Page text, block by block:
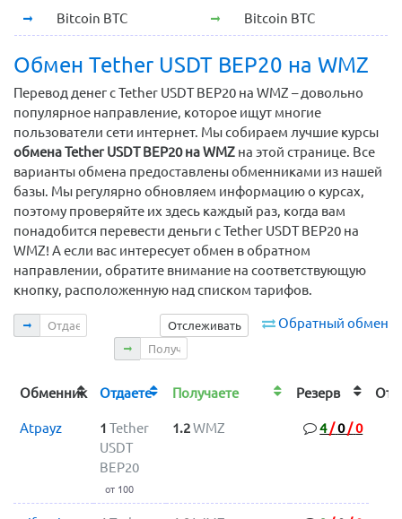
Bitcoin BTC Bitcoin BTC
Обмен Tether USDT BEP20 на WMZ
Перевод денег с Tether USDT BEP20 на WMZ – довольно
популярное направление, которое ищут многие
пользователи сети интернет. Мы собираем лучшие курсы
обмена Tether USDT BEP20 на WMZ на этой странице. Все
варианты обмена предоставлены обменниками из нашей
базы. Мы регулярно обновляем информацию о курсах,
поэтому проверяйте их здесь каждый раз, когда вам
понадобится перевести деньги с Tether USDT BEP20 на
WMZ! А если вас интересует обмен в обратном
направлении, обратите внимание на соответствующую
кнопку, расположенную над списком тарифов.
Обратный обмен
Отслеживать
Отдаете
Получаете
Обменник Отдаете Получаете Резерв
Atpayz 1 Tether
USDT
BEP20
от 100
1.2WMZ 4/0/0